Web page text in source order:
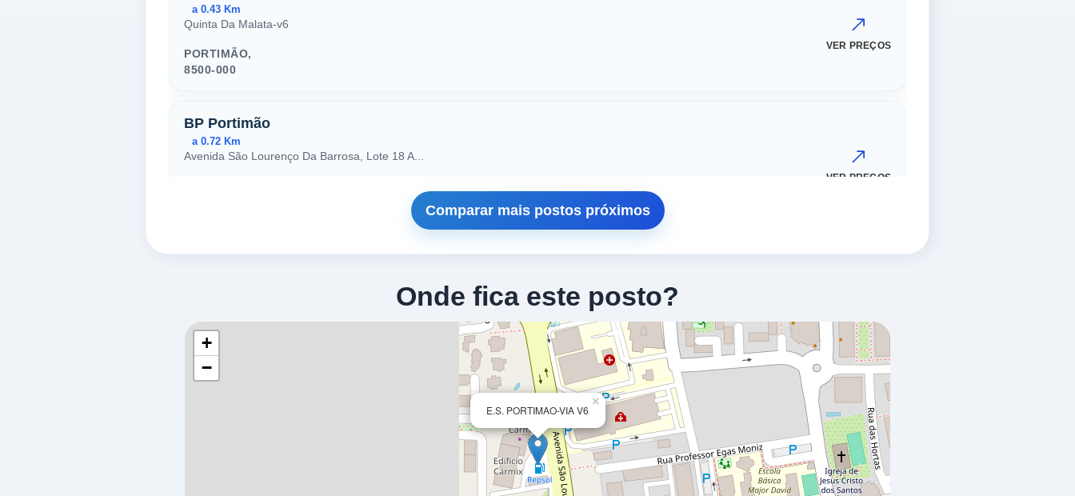
a 0.43 Km
Quinta Da Malata-v6
PORTIMÃO,
8500-000
VER PREÇOS
BP Portimão
a 0.72 Km
Avenida São Lourenço Da Barrosa, Lote 18 A...
VER PREÇOS
ARM –
8500-000
VER PREÇOS
Comparar mais postos próximos
Onde fica este posto?
E.S. PORTIMAO-VIA V6
×
+
−